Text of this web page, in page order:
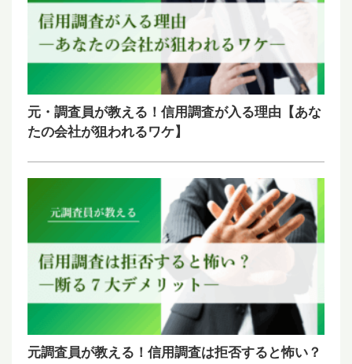
元・調査員が教える！信用調査が入る理由【あな
たの会社が狙われるワケ】
元調査員が教える！信用調査は拒否すると怖い？